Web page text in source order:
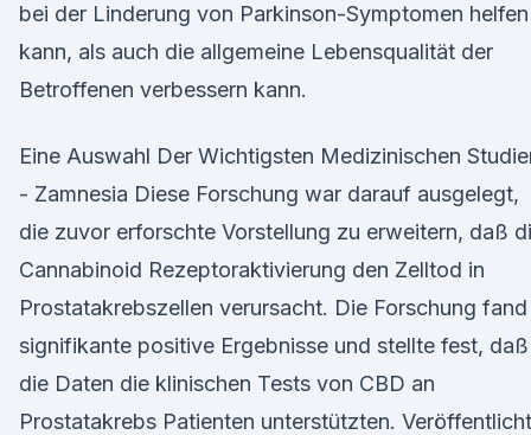
bei der Linderung von Parkinson-Symptomen helfen
kann, als auch die allgemeine Lebensqualität der
Betroffenen verbessern kann.
Eine Auswahl Der Wichtigsten Medizinischen
- Zamnesia Diese Forschung war darauf ausgelegt,
die zuvor erforschte Vorstellung zu erweitern, daß
Cannabinoid Rezeptoraktivierung den Zelltod in
Prostatakrebszellen verursacht. Die Forschung fand
signifikante positive Ergebnisse und stellte fest, daß
die Daten die klinischen Tests von CBD an
Prostatakrebs Patienten unterstützten. Veröffentlicht